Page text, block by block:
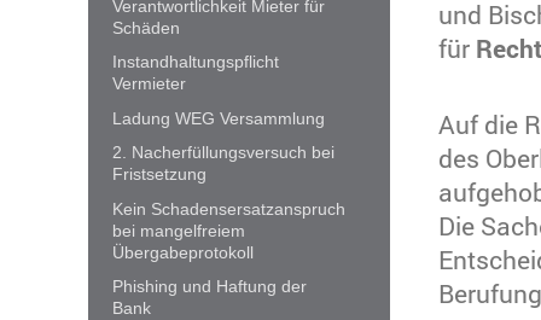
und
für
Auf die
des
Die
Verantwortlichkeit Mieter für
Schäden
Instandhaltungspflicht
Vermieter
Ladung WEG Versammlung
2. Nacherfüllungsversuch bei
Fristsetzung
Kein Schadensersatzanspruch
bei mangelfreiem
Übergabeprotokoll
Phishing und Haftung der
Bank